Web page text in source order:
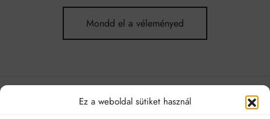
Ez a weboldal sütiket használ
Mondd el a véleményed